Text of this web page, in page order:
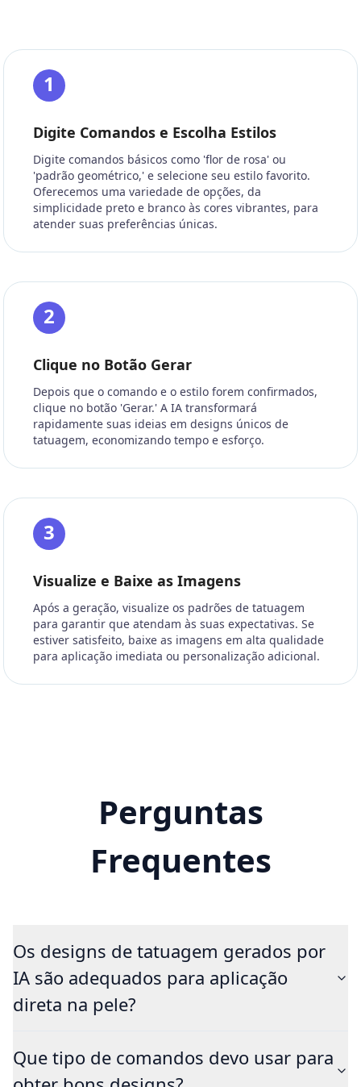
1
Digite Comandos e Escolha Estilos
Digite comandos básicos como 'flor de rosa' ou
'padrão geométrico,' e selecione seu estilo favorito.
Oferecemos uma variedade de opções, da
simplicidade preto e branco às cores vibrantes, para
atender suas preferências únicas.
2
Clique no Botão Gerar
Depois que o comando e o estilo forem confirmados,
clique no botão 'Gerar.' A IA transformará
rapidamente suas ideias em designs únicos de
tatuagem, economizando tempo e esforço.
3
Visualize e Baixe as Imagens
Após a geração, visualize os padrões de tatuagem
para garantir que atendam às suas expectativas. Se
estiver satisfeito, baixe as imagens em alta qualidade
para aplicação imediata ou personalização adicional.
Perguntas
Frequentes
Os designs de tatuagem gerados por
IA são adequados para aplicação
direta na pele?
Que tipo de comandos devo usar para